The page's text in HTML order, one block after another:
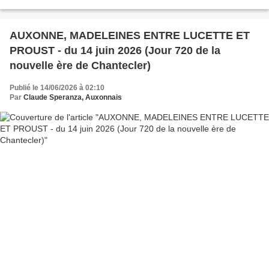
AUXONNE, MADELEINES ENTRE LUCETTE ET
PROUST - du 14 juin 2026 (Jour 720 de la
nouvelle ère de Chantecler)
Publié le 14/06/2026 à 02:10
Par Claude Speranza, Auxonnais